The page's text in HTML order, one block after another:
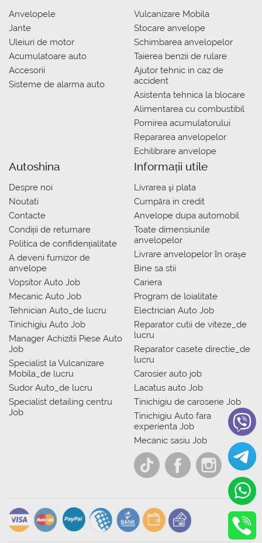
Anvelopele
Jante
Uleiuri de motor
Acumulatoare auto
Accesorii
Sisteme de alarma auto
Vulcanizare Mobila
Stocare anvelope
Schimbarea anvelopelor
Taierea benzii de rulare
Ajutor tehnic in caz de
accident
Asistenta tehnica la blocare
Alimentarea cu combustibil
Pornirea acumulatorului
Repararea anvelopelor
Echilibrare anvelope
Autoshina
Despre noi
Noutati
Contacte
Condiții de returnare
Politica de confidențialitate
A deveni furnizor de
anvelope
Vopsitor Auto Job
Mecanic Auto Job
Tehnician Auto_de lucru
Tinichigiu Auto Job
Manager Achizitii Piese Auto
Job
Specialist la Vulcanizare
Mobila_de lucru
Sudor Auto_de lucru
Specialist detailing centru
Job
Informații utile
Livrarea şi plata
Сumpăra in credit
Anvelope dupa automobil
Toate dimensiunile
anvelopelor
Livrare anvelopelor în orașe
Bine sa stii
Cariera
Program de loialitate
Electrician Auto Job
Reparator cutii de viteze_de
lucru
Reparator casete directie_de
lucru
Carosier auto job
Lacatus auto Job
Tinichigiu de caroserie Job
Tinichigiu Auto fara
experienta Job
Mecanic sasiu Job